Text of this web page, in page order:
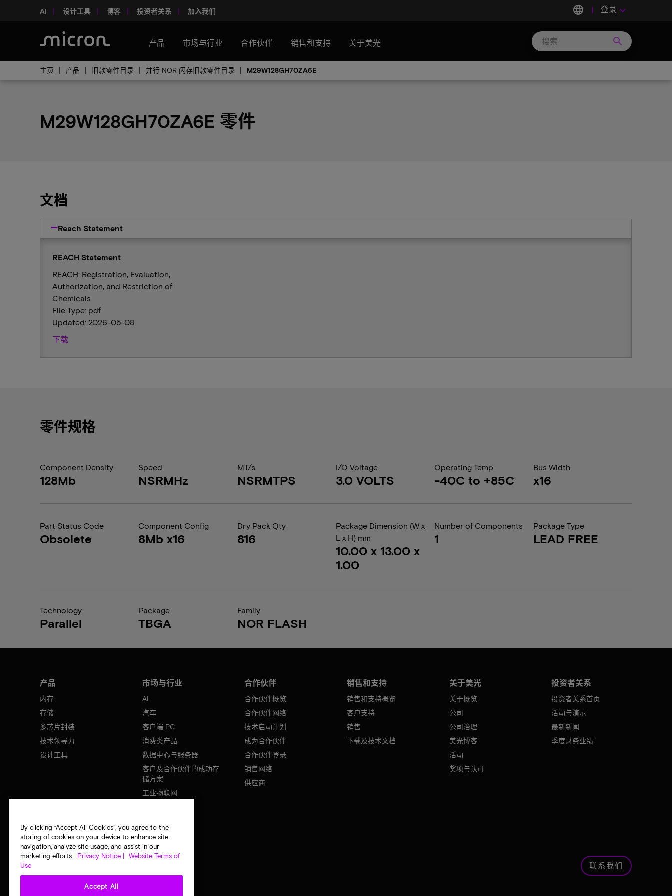
AI 设计工具 博客 投资者关系 加入我们 language 登录 keyboard_arrow_down
产品 市场与行业 合作伙伴 销售和支持 关于美光 search
主页 产品 旧款零件目录 并行 NOR 闪存旧款零件目录 M29W128GH70ZA6E
M29W128GH70ZA6E 零件
文档
Reach Statement
REACH Statement
REACH: Registration, Evaluation,
Authorization, and Restriction of
Chemicals
File Type: pdf
Updated: 2026-05-08
下载
零件规格
Component Density
128Mb
Speed
NSRMHz
MT/s
NSRMTPS
I/O Voltage
3.0 VOLTS
Operating Temp
-40C to +85C
Bus Width
x16
Part Status Code
Obsolete
Component Config
8Mb x16
Dry Pack Qty
816
Package Dimension (W x
L x H) mm
10.00 x 13.00 x
1.00
Number of Components
1
Package Type
LEAD FREE
Technology
Parallel
Package
TBGA
Family
NOR FLASH
产品
内存
存储
多芯片封装
技术领导力
设计工具
市场与行业
AI
汽车
客户端 PC
消费类产品
数据中心与服务器
客户及合作伙伴的成功存
储方案
工业物联网
合作伙伴
合作伙伴概览
合作伙伴网络
技术启动计划
成为合作伙伴
合作伙伴登录
销售网络
供应商
销售和支持
销售和支持概览
客户支持
销售
下载及技术文档
关于美光
关于概览
公司
公司治理
美光博客
活动
奖项与认可
投资者关系
投资者关系首页
活动与演示
最新新闻
季度财务业绩
联系我们
By clicking “Accept All Cookies”, you agree to the
storing of cookies on your device to enhance site
navigation, analyze site usage, and assist in our
marketing efforts.
Privacy Notice |
Website Terms of
Use
Accept All